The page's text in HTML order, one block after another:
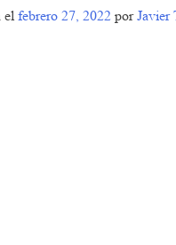
el febrero 27, 2022 porJavier